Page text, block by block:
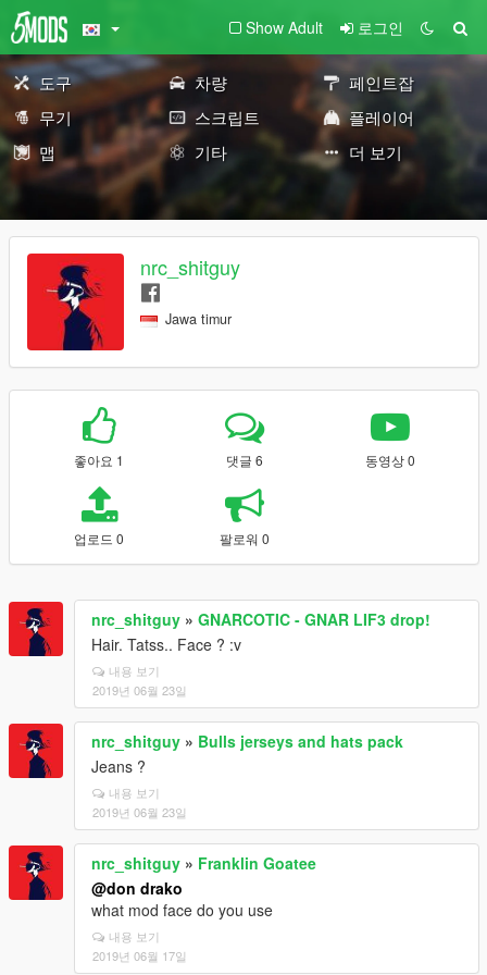
Show Adult 로그인
도구 차량
페인트잡
무기
스크립트
플레이어
맵
기타 더 보기
nrc_shitguy
Jawa timur
좋아요 1 댓글 6 동영상 0
업로드 0 팔로워 0
nrc_shitguy » GNARCOTIC - GNAR LIF3 drop!
Hair. Tatss.. Face ? :v
내용 보기
2019년 06월 23일
nrc_shitguy » Bulls jerseys and hats pack
Jeans ?
내용 보기
2019년 06월 23일
nrc_shitguy » Franklin Goatee
@don drako
what mod face do you use
내용 보기
2019년 06월 17일